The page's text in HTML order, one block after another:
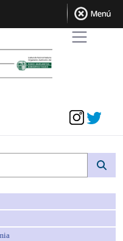
- avpe